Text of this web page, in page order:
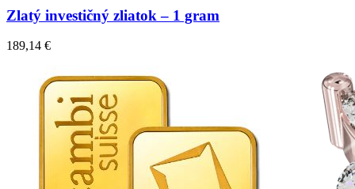
Zlatý investičný zliatok – 1 gram
189,14 €